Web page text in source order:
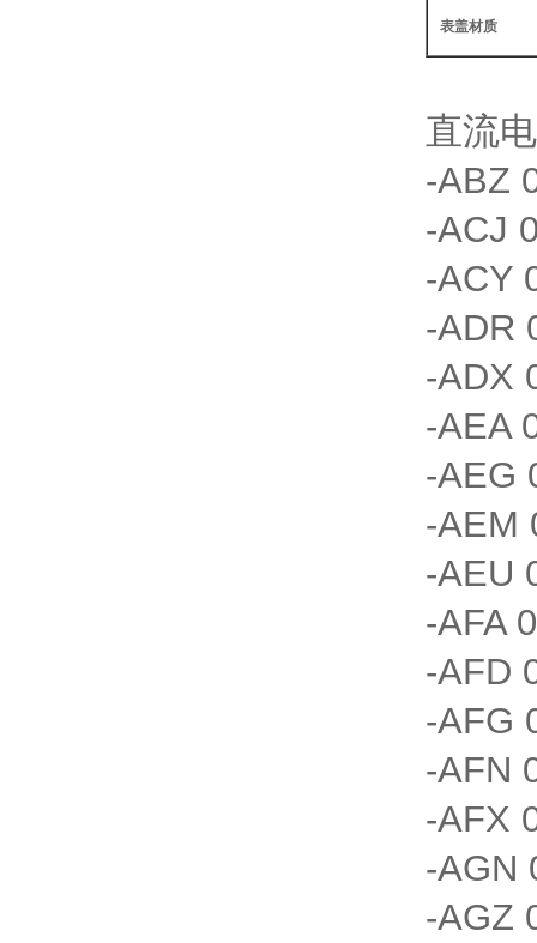
表盖材质
直流
-ABZ
-ACJ
-ACY
-ADR
-ADX
-AEA
-AEG
-AEM
-AEU
-AFA
-AFD
-AFG
-AFN
-AFX
-AGN
-AGZ